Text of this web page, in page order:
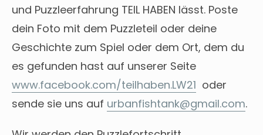
und Puzzleerfahrung TEIL HABEN lässt. Poste
dein Foto mit dem Puzzleteil oder deine
Geschichte zum Spiel oder dem Ort, dem du
es gefunden hast auf unserer Seite
www.facebook.com/teilhaben.LW21 oder
sende sie uns auf urbanfishtank@gmail.com.